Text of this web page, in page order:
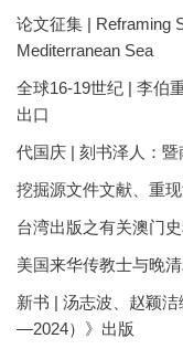
论文征集 | Reframing
Mediterranean Sea
全球16-19世纪 | 李伯
出口
代国庆 | 刻书泽人：
挖掘源文件文献、重
台湾出版之有关澳门
美国来华传教士与晚
新书 | 汤志波、赵颖
—2024）》出版